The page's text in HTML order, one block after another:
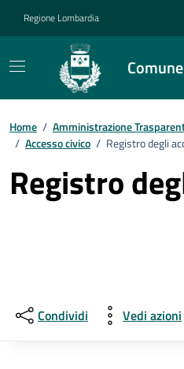
Regione Lombardia
Home / Amministrazione
/ Accesso civico / Registro degli
Registro
Condividi Vedi azioni